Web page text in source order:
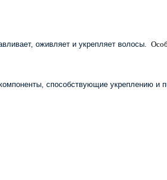
оживляет и укрепляет волосы.
способствующие укреплению и